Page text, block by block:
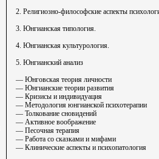
2. Религиозно-философские аспекты
3. Юнгианская типология.
4. Юнгианская культурология.
5. Юнгианский анализ
— Юнговская теория личности
— Юнгианские теории развития
— Кризисы и индивидуация
— Методология юнгианской психотерапии
— Толкование сновидений
— Активное воображение
— Песочная терапия
— Работа со сказками и мифами
— Клинические аспекты и психопатология